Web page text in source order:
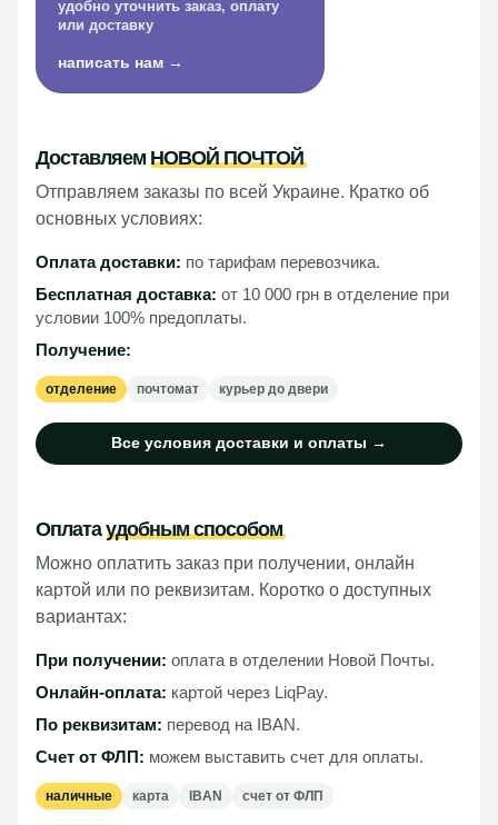
удобно уточнить заказ, оплату
или доставку
написать нам →
Доставляем НОВОЙ ПОЧТОЙ
Отправляем заказы по всей Украине. Кратко об
основных условиях:
Оплата доставки: по тарифам перевозчика.
Бесплатная доставка: от 10 000 грн в отделение при
условии 100% предоплаты.
Получение:
отделение почтомат курьер до двери
Все условия доставки и оплаты →
Оплатаудобным способом
Можно оплатить заказ при получении, онлайн
картой или по реквизитам. Коротко о доступных
вариантах:
При получении: оплата в отделении Новой Почты.
Онлайн-оплата: картой через LiqPay.
По реквизитам: перевод на IBAN.
Счет от ФЛП: можем выставить счет для оплаты.
наличные карта IBAN счет от ФЛП